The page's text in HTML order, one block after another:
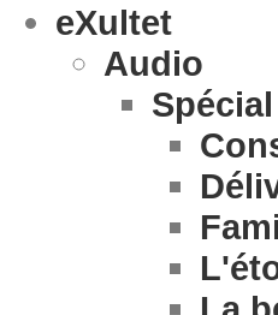
eXultet
Audio